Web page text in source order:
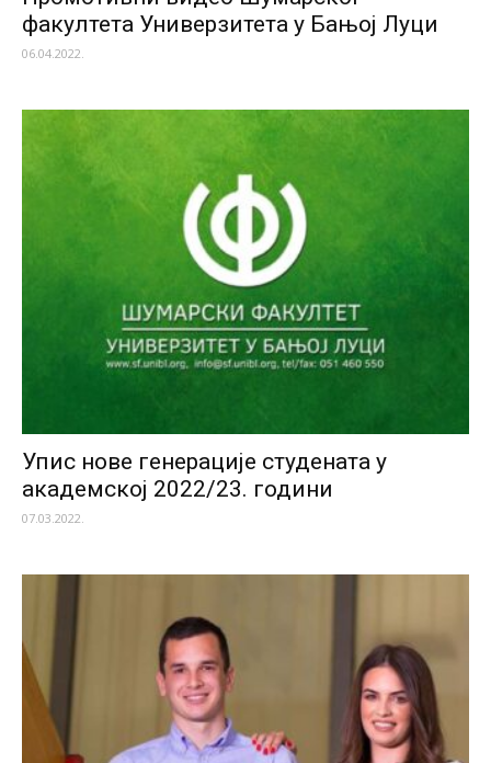
факултета Универзитета у Бањој Луци
06.04.2022.
Упис нове генерације студената у
академској 2022/23. години
07.03.2022.